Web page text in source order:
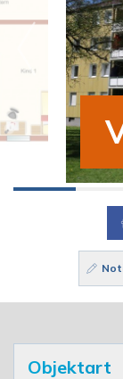
Objektart